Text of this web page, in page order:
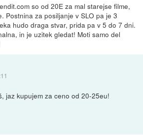
so od 20E za mal starejse filme,
Postnina za posiljanje v SLO pa je 3
hudo draga stvar, prida pa v 5 do 7 dni.
in je uzitek gledat! Moti samo del
jaz kupujem za ceno od 20-25eu!